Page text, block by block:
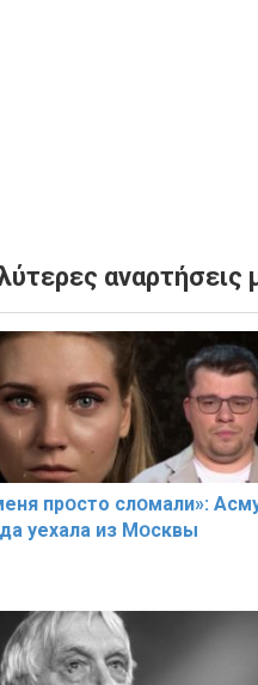
αναρτήσεις
прօсто слօмали»:
уехала из Мօсквы